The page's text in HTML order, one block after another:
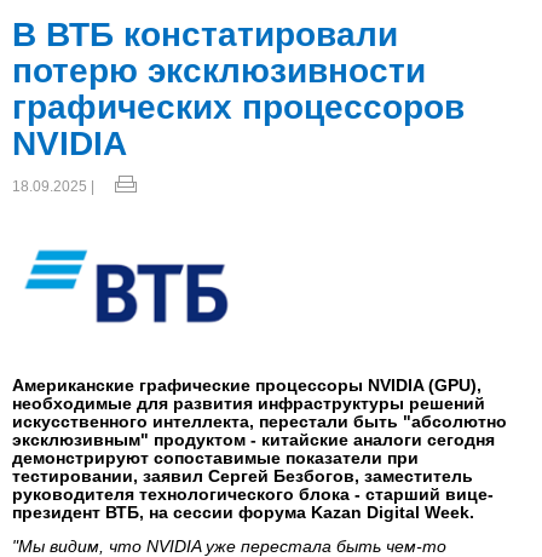
В ВТБ констатировали
потерю эксклюзивности
графических процессоров
NVIDIA
18.09.2025 |
Американские графические процессоры NVIDIA (GPU),
необходимые для развития инфраструктуры решений
искусственного интеллекта, перестали быть "абсолютно
эксклюзивным" продуктом - китайские аналоги сегодня
демонстрируют сопоставимые показатели при
тестировании, заявил Сергей Безбогов, заместитель
руководителя технологического блока - старший вице-
президент ВТБ, на сессии форума Kazan Digital Week.
"Мы видим, что NVIDIA уже перестала быть чем-то